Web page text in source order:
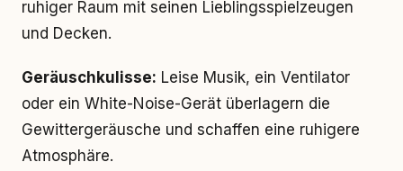
ruhiger Raum mit seinen Lieblingsspielzeugen
und Decken.
Geräuschkulisse: Leise Musik, ein Ventilator
oder ein White-Noise-Gerät überlagern die
Gewittergeräusche und schaffen eine ruhigere
Atmosphäre.